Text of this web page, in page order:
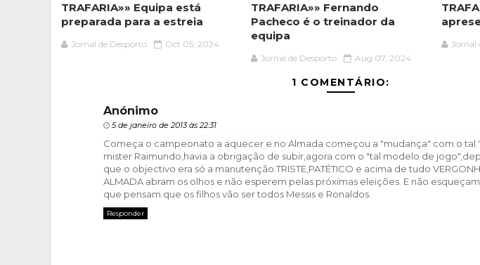
TRAFARIA»» Equipa está
preparada para a estreia
Jornal de Desporto Oct 05, 2024
TRAFARIA»» Fernando
Pacheco é o treinador da
equipa
Jornal de Desporto Aug 07, 2024
Jornal
1 COMENTÁRIO:
Anónimo
5 de janeiro de 2013 às 22:31
Começa o campeonato a aquecer e no Almada começou a "mudança" com o
mister Raimundo,havia a obrigação de subir,agora com o "tal modelo de
que o objectivo era só a manutenção.TRISTE,PATÉTICO e acima de tudo
ALMADA abram os olhos e não esperem pelas próximas eleições. E não
que pensam que os filhos vão ser todos Messis e Ronaldos.
Responder